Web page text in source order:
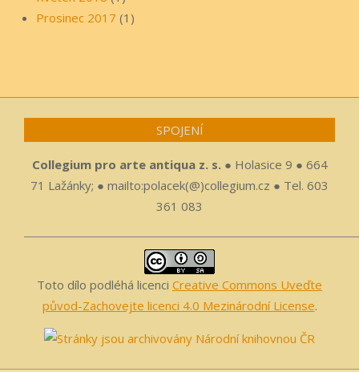
Prosinec 2017 (1)
SPOJENÍ
Collegium pro arte antiqua z. s. ● Holasice 9 ● 664
71 Lažánky; ● mailto:polacek(@)collegium.cz ● Tel. 603
361 083
Toto dílo podléhá licenci Creative Commons Uveďte
původ-Zachovejte licenci 4.0 Mezinárodní License.